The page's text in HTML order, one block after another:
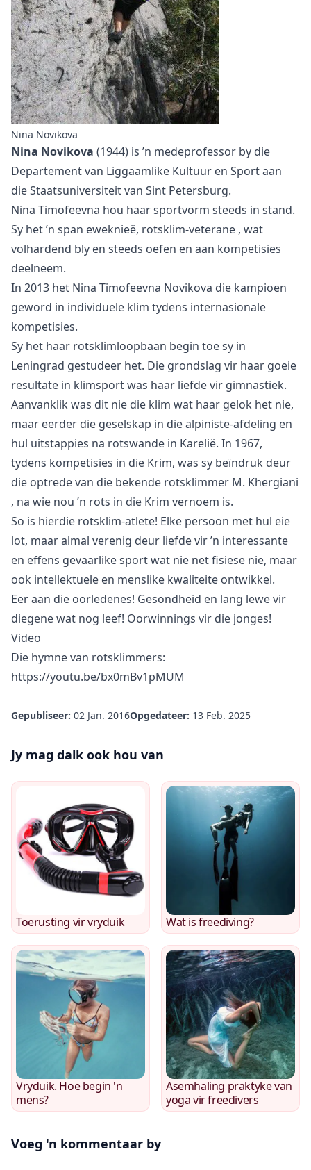
Nina Novikova
Nina Novikova (1944) is ’n medeprofessor by die
Departement van Liggaamlike Kultuur en Sport aan
die Staatsuniversiteit van Sint Petersburg.
Nina Timofeevna hou haar sportvorm steeds in stand.
Sy het ’n span eweknieë, rotsklim-veterane , wat
volhardend bly en steeds oefen en aan kompetisies
deelneem.
In 2013 het Nina Timofeevna Novikova die kampioen
geword in individuele klim tydens internasionale
kompetisies.
Sy het haar rotsklimloopbaan begin toe sy in
Leningrad gestudeer het. Die grondslag vir haar goeie
resultate in klimsport was haar liefde vir gimnastiek.
Aanvanklik was dit nie die klim wat haar gelok het nie,
maar eerder die geselskap in die alpiniste-afdeling en
hul uitstappies na rotswande in Karelië. In 1967,
tydens kompetisies in die Krim, was sy beïndruk deur
die optrede van die bekende rotsklimmer M. Khergiani
, na wie nou ’n rots in die Krim vernoem is.
So is hierdie rotsklim-atlete! Elke persoon met hul eie
lot, maar almal verenig deur liefde vir ’n interessante
en effens gevaarlike sport wat nie net fisiese nie, maar
ook intellektuele en menslike kwaliteite ontwikkel.
Eer aan die oorledenes! Gesondheid en lang lewe vir
diegene wat nog leef! Oorwinnings vir die jonges!
Video
Die hymne van rotsklimmers:
https://youtu.be/bx0mBv1pMUM
Gepubliseer: 02 Jan. 2016Opgedateer: 13 Feb. 2025
Jy mag dalk ook hou van
Toerusting vir vryduik Wat is freediving?
Vryduik. Hoe begin 'n
mens?
Asemhaling praktyke van
yoga vir freedivers
Voeg 'n kommentaar by